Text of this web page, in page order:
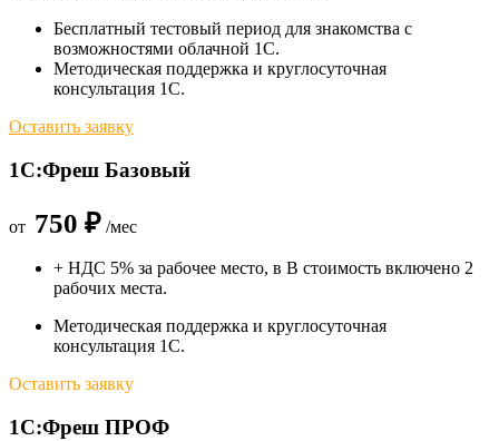
Бесплатный тестовый период для знакомства с
возможностями облачной 1С.
Методическая поддержка и круглосуточная
консультация 1С.
Оставить заявку
1С:Фреш Базовый
от 750 ₽ /мес
+ НДС 5% за рабочее место, в В стоимость включено 2
рабочих места.
Методическая поддержка и круглосуточная
консультация 1С.
Оставить заявку
1С:Фреш ПРОФ